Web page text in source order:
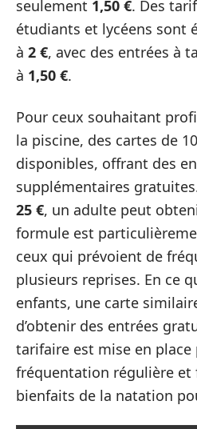
seulement 1,50 €. Des
étudiants et lycéens sont
à 2 €, avec des entrées à
à 1,50 €.
Pour ceux souhaitant
la piscine, des cartes de
disponibles, offrant des
supplémentaires
25 €, un adulte peut
formule est
ceux qui prévoient de
plusieurs reprises. En ce
enfants, une carte
d’obtenir des entrées
tarifaire est mise en
fréquentation régulière et
bienfaits de la natation